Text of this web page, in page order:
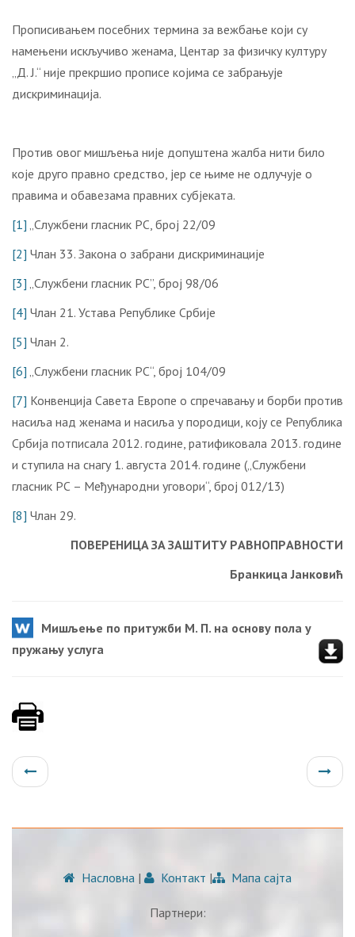
Прописивањем посебних термина за вежбање који су
намењени искључиво женама, Центар за физичку културу
„Д. Ј.“ није прекршио прописе којима се забрањује
дискриминација.
Против овог мишљења није допуштена жалба нити било
које друго правно средство, јер се њиме не одлучује о
правима и обавезама правних субјеката.
[1] „Службени гласник РС, број 22/09
[2] Члан 33. Закона о забрани дискриминације
[3] „Службени гласник РС”, број 98/06
[4] Члан 21. Устава Републике Србије
[5] Члан 2.
[6] „Службени гласник РС“, брoj 104/09
[7] Конвенција Савета Европе о спречавању и борби против
насиља над женама и насиља у породици, коју се Република
Србија потписала 2012. године, ратификовала 2013. године
и ступила на снагу 1. августа 2014. године („Службени
гласник РС – Међународни уговори“, број 012/13)
[8] Члан 29.
ПOВEРEНИЦA ЗA ЗAШTИTУ РAВНOПРAВНOСTИ
Брaнкицa Jaнкoвић
Мишљење по притужби М. П. на основу пола у
пружању услуга
Насловна | Контакт | Мапа сајта
Партнери: